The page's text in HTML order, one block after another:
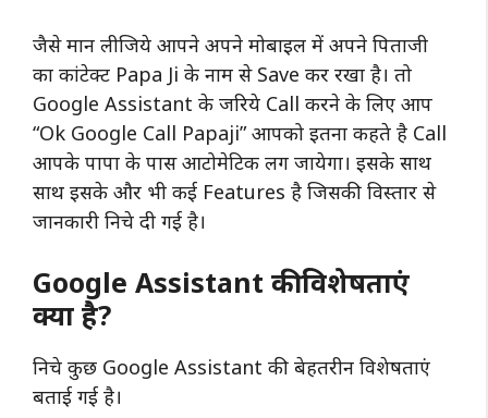
जैसे मान लीजिये आपने अपने मोबाइल में अपने पिताजी
का कांटेक्ट Papa Ji के नाम से Save कर रखा है। तो
Google Assistant के जरिये Call करने के लिए आप
“Ok Google Call Papaji” आपको इतना कहते है Call
आपके पापा के पास आटोमेटिक लग जायेगा। इसके साथ
साथ इसके और भी कई Features है जिसकी विस्तार से
जानकारी निचे दी गई है।
Google Assistant की विशेषताएं
क्या है?
निचे कुछ Google Assistant की बेहतरीन विशेषताएं
बताई गई है।